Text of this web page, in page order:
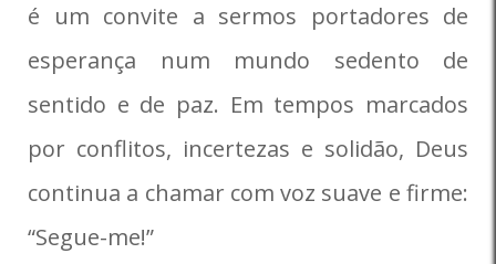
é um convite a sermos portadores de
esperança num mundo sedento de
sentido e de paz. Em tempos marcados
por conflitos, incertezas e solidão, Deus
continua a chamar com voz suave e firme:
“Segue-me!”